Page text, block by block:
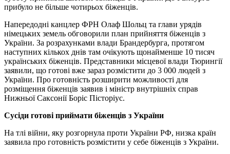
прибуло не більше чотирьох біженців.
Напередодні канцлер ФРН Олаф Шольц та глави урядів
німецьких земель обговорили план прийняття біженців з
України. За розрахунками влади Брандербурга, протягом
наступних кількох днів там очікують щонайменше 10 тисяч
українських біженців. Представники місцевої влади Тюрингії
заявили, що готові вже зараз розмістити до 3 000 людей з
України. Про готовність розширити можливості для
розміщення біженців заявив і міністр внутрішніх справ
Нижньої Саксонії Боріс Пісторіус.
Сусіди готові приймати біженців з України
На тлі війни, яку розгорнула проти України РФ, низка країн
заявила про готовність розмістити у себе біженців з України.